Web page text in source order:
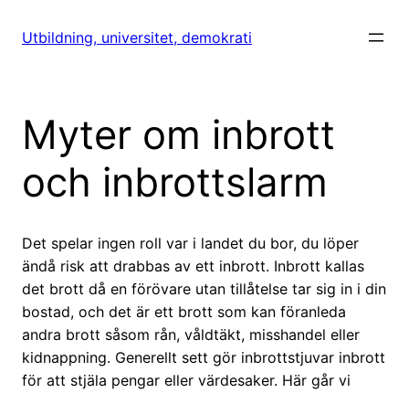
Utbildning, universitet, demokrati
Myter om inbrott
och inbrottslarm
Det spelar ingen roll var i landet du bor, du löper
ändå risk att drabbas av ett inbrott. Inbrott kallas
det brott då en förövare utan tillåtelse tar sig in i din
bostad, och det är ett brott som kan föranleda
andra brott såsom rån, våldtäkt, misshandel eller
kidnappning. Generellt sett gör inbrottstjuvar inbrott
för att stjäla pengar eller värdesaker. Här går vi